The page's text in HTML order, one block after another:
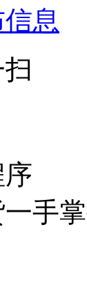
息
手